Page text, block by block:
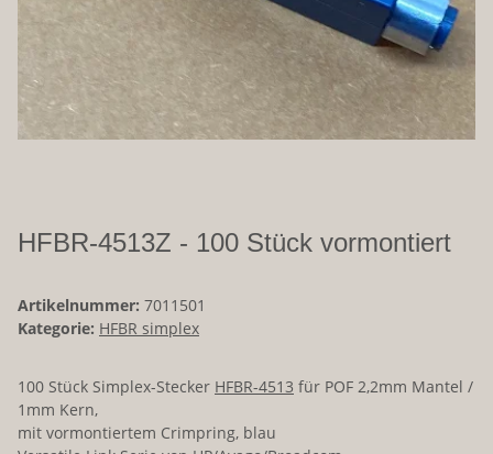
HFBR-4513Z - 100 Stück vormontiert
Artikelnummer: 7011501
Kategorie: HFBR simplex
100 Stück Simplex-Stecker HFBR-4513 für POF 2,2mm Mantel /
1mm Kern,
mit vormontiertem Crimpring, blau